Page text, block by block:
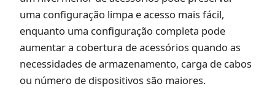
uma configuração limpa e acesso mais fácil,
enquanto uma configuração completa pode
aumentar a cobertura de acessórios quando as
necessidades de armazenamento, carga de cabos
ou número de dispositivos são maiores.